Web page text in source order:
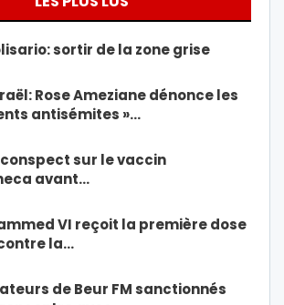
sortir de la zone grise
Rose Ameziane dénonce les
antisémites »…
sur le vaccin
avant…
VI reçoit la première dose
la…
de Beur FM sanctionnés